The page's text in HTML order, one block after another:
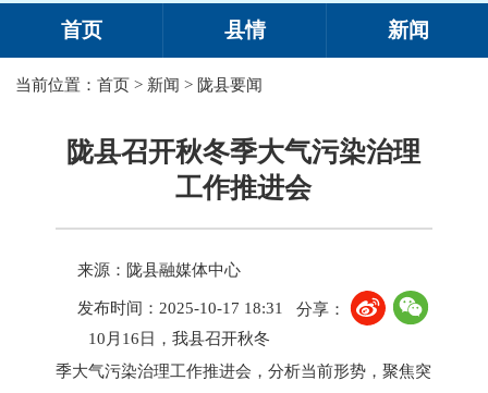
首页 县情 新闻
当前位置：首页 > 新闻 > 陇县要闻
陇县召开秋冬季大气污染治理
工作推进会
来源：陇县融媒体中心
发布时间：2025-10-17 18:31
分享：
10月16日，我县召开秋冬
季大气污染治理工作推进会，分析当前形势，聚焦突